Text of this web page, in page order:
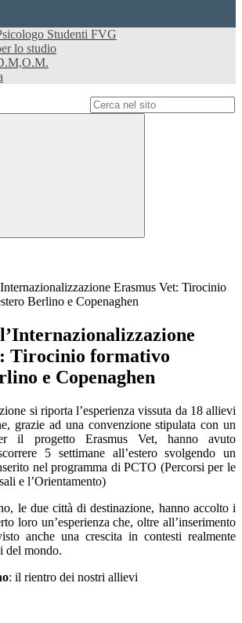
Studenti FVG
lo studio
Erasmus Vet: Tirocinio
Berlino e Copenaghen
Tirocinio formativo
e Copenaghen
si riporta l’esperienza vissuta da 18 allievi
grazie ad una convenzione stipulata con un
il progetto Erasmus Vet, hanno avuto
5 settimane all’estero svolgendo un
nel programma di PCTO (Percorsi per le
e l’Orientamento)
le due città di destinazione, hanno accolto i
loro un’esperienza che, oltre all’inserimento
anche una crescita in contesti realmente
del mondo.
: il rientro dei nostri allievi